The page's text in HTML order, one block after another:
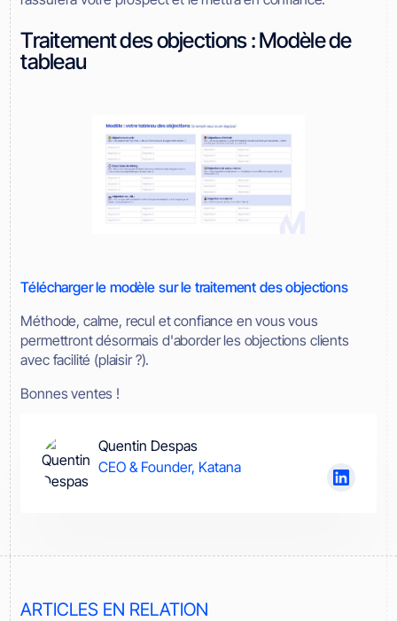
Traitement des objections : Modèle de
tableau
Télécharger le modèle sur le traitement des objections
Méthode, calme, recul et confiance en vous vous
permettront désormais d'aborder les objections clients
avec facilité (plaisir ?).
Bonnes ventes !
Quentin Despas
CEO & Founder, Katana
ARTICLES EN RELATION